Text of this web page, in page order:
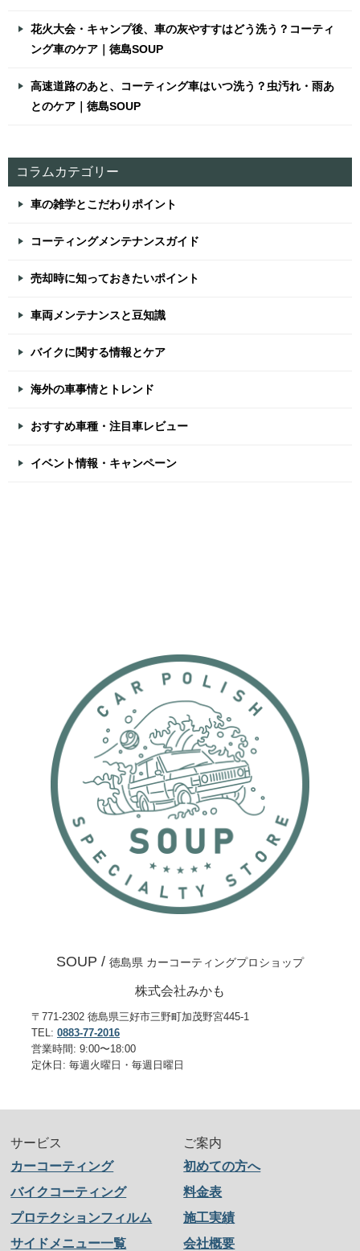
花火大会・キャンプ後、車の灰やすすはどう洗う？コーティ
ング車のケア｜徳島SOUP
高速道路のあと、コーティング車はいつ洗う？虫汚れ・雨あ
とのケア｜徳島SOUP
コラムカテゴリー
車の雑学とこだわりポイント
コーティングメンテナンスガイド
売却時に知っておきたいポイント
車両メンテナンスと豆知識
バイクに関する情報とケア
海外の車事情とトレンド
おすすめ車種・注目車レビュー
イベント情報・キャンペーン
SOUP / 徳島県 カーコーティングプロショップ
株式会社みかも
〒771-2302 徳島県三好市三野町加茂野宮445-1
TEL: 0883-77-2016
営業時間: 9:00〜18:00
定休日: 毎週火曜日・毎週日曜日
サービス
カーコーティング
バイクコーティング
プロテクションフィルム
サイドメニュー一覧
ご案内
初めての方へ
料金表
施工実績
会社概要